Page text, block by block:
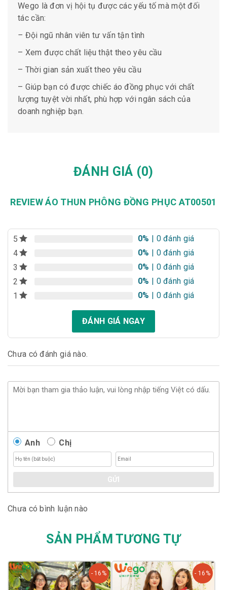
Wego là đơn vị hội tụ được các yếu tố mà một đối
tác cần:
– Đội ngũ nhân viên tư vấn tận tình
– Xem được chất liệu thật theo yêu cầu
– Thời gian sản xuất theo yêu cầu
– Giúp bạn có được chiếc áo đồng phục với chất
lượng tuyệt vời nhất, phù hợp với ngân sách của
doanh nghiệp bạn.
ĐÁNH GIÁ (0)
REVIEW ÁO THUN PHÔNG ĐỒNG PHỤC AT00501
5 0% | 0 đánh giá
4
0% | 0 đánh giá
3
0% | 0 đánh giá
2
0% | 0 đánh giá
1
0% | 0 đánh giá
ĐÁNH GIÁ NGAY
Chưa có đánh giá nào.
Anh Chị
GỬI
Chưa có bình luận nào
SẢN PHẨM TƯƠNG TỰ
- 16% - 16%